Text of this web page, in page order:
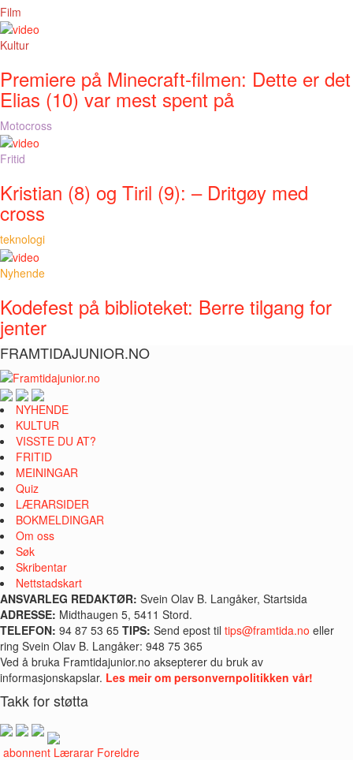
Film
Kultur
Premiere på Minecraft-filmen: Dette er det
Elias (10) var mest spent på
Motocross
Fritid
Kristian (8) og Tiril (9): – Dritgøy med
cross
teknologi
Nyhende
Kodefest på biblioteket: Berre tilgang for
jenter
FRAMTIDAJUNIOR.NO
NYHENDE
KULTUR
VISSTE DU AT?
FRITID
MEININGAR
Quiz
LÆRARSIDER
BOKMELDINGAR
Om oss
Søk
Skribentar
Nettstadskart
ANSVARLEG REDAKTØR: Svein Olav B. Langåker, Startsida
ADRESSE: Midthaugen 5, 5411 Stord.
TELEFON: 94 87 53 65 TIPS: Send epost til tips@framtida.no eller
ring Svein Olav B. Langåker: 948 75 365
Ved å bruka Framtidajunior.no aksepterer du bruk av
informasjonskapslar. Les meir om personvernpolitikken vår!
Takk for støtta
abonnent Lærarar Foreldre